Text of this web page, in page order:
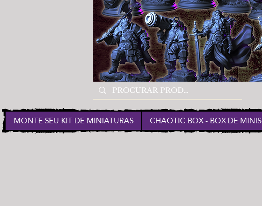
MONTE SEU KIT DE MINIATURAS CHAOTIC BOX - BOX DE MINIS